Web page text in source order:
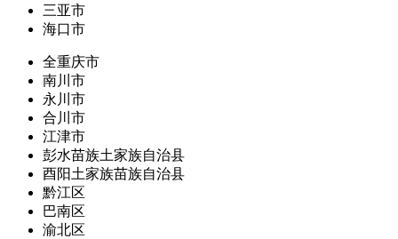
三亚市
海口市
全重庆市
南川市
永川市
合川市
江津市
彭水苗族土家族自治县
酉阳土家族苗族自治县
黔江区
巴南区
渝北区